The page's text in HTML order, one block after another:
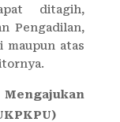
ditagih,
Pengadilan,
maupun atas